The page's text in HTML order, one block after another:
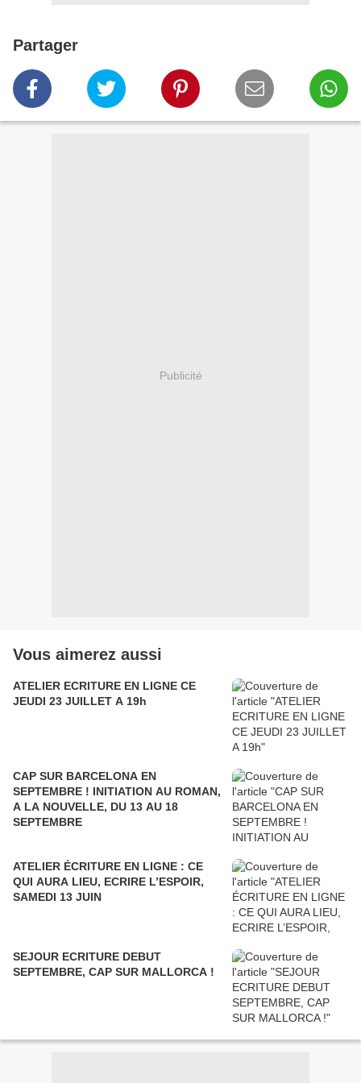
Partager
Publicité
Vous aimerez aussi
ATELIER ECRITURE EN LIGNE CE
JEUDI 23 JUILLET A 19h
CAP SUR BARCELONA EN
SEPTEMBRE ! INITIATION AU ROMAN,
A LA NOUVELLE, DU 13 AU 18
SEPTEMBRE
ATELIER ÉCRITURE EN LIGNE : CE
QUI AURA LIEU, ECRIRE L’ESPOIR,
SAMEDI 13 JUIN
SEJOUR ECRITURE DEBUT
SEPTEMBRE, CAP SUR MALLORCA !